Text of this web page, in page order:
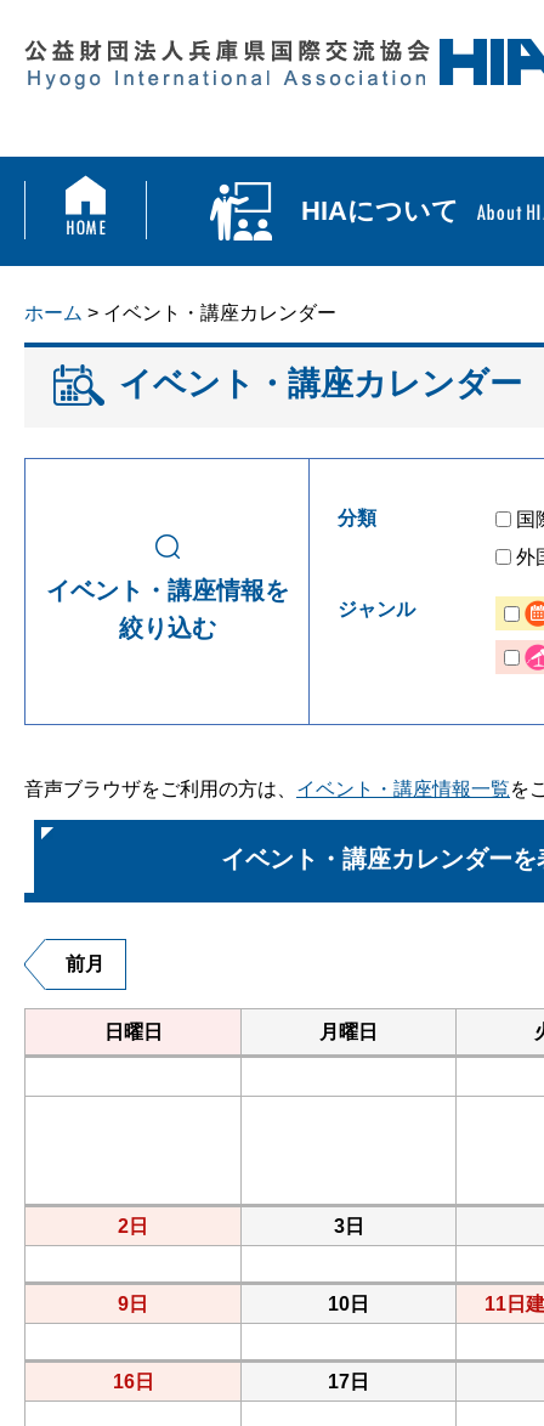
HIAについて
ホーム > イベント・講座カレンダー
イベント・講座カレンダー
イベント・講座情報を
絞り込む
分類
国
外
ジャンル
音声ブラウザをご利用の方は、 イベント・講座情報一覧を
イベント・講座カレンダーを
前月
日曜日 月曜日
2日 3日
9日 10日 11日
16日 17日